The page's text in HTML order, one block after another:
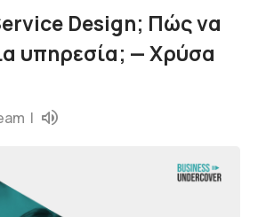
Design; Πώς να
υπηρεσία; — Χρύσα
|